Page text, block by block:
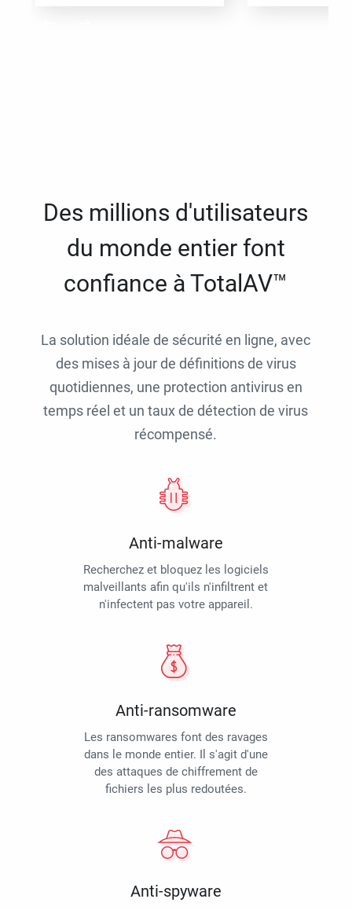
Des millions d'utilisateurs
du monde entier font
confiance à TotalAV™
La solution idéale de sécurité en ligne, avec
des mises à jour de définitions de virus
quotidiennes, une protection antivirus en
temps réel et un taux de détection de virus
récompensé.
Anti-malware
Recherchez et bloquez les logiciels
malveillants afin qu'ils n'infiltrent et
n'infectent pas votre appareil.
Anti-ransomware
Les ransomwares font des ravages
dans le monde entier. Il s'agit d'une
des attaques de chiffrement de
fichiers les plus redoutées.
Anti-spyware